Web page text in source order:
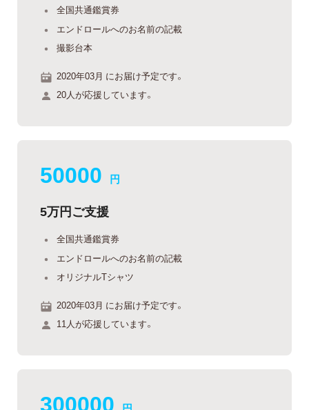
全国共通鑑賞券
エンドロールへのお名前の記載
撮影台本
2020年03月 にお届け予定です。
20人が応援しています。
50000 円
5万円ご支援
全国共通鑑賞券
エンドロールへのお名前の記載
オリジナルTシャツ
2020年03月 にお届け予定です。
11人が応援しています。
300000